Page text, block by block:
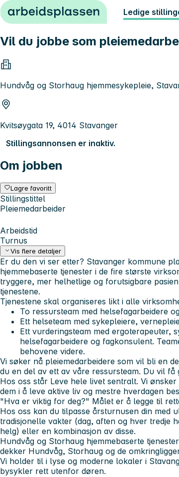
Hopp til innhold Ledige
Vil du jobbe som
Hundvåg og Storhaug hjemmesykepleie,
Kvitsøygata 19, 4014 Stavanger
Stillingsannonsen er inaktiv.
Om jobben
Lagre favoritt
Stillingstittel
Pleiemedarbeider
Arbeidstid
Turnus
Vis flere detaljer
Er du den vi ser etter? Stavanger kommune
hjemmebaserte tjenester i de fire største
tryggere, mer helhetlige og forutsigbare
tjenestene.
Tjenestene skal organiseres likt i alle
To ressursteam med helsefagarbeidere
Ett helseteam med sykepleiere,
Ett vurderingsteam med ergoterapeuter,
helsefagarbeidere og fagkonsulent.
behovene videre.
Vi søker nå pleiemedarbeidere som vil bli en
du en del av ett av våre ressursteam. Du vil
Hos oss står Leve hele livet sentralt. Vi
dem i å leve aktive liv og mestre hverdagen
"Hva er viktig for deg?" Målet er å legge til
Hos oss kan du tilpasse årsturnusen din med
tradisjonelle vakter (dag, aften og hver tredje
helg) eller en kombinasjon av disse.
Hundvåg og Storhaug hjemmebaserte
dekker Hundvåg, Storhaug og de
Vi holder til i lyse og moderne lokaler i
bysykler rett utenfor døren.